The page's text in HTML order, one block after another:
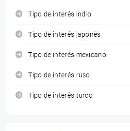
Tipo de interés indio
Tipo de interés japonés
Tipo de interés mexicano
Tipo de interés ruso
Tipo de interés turco